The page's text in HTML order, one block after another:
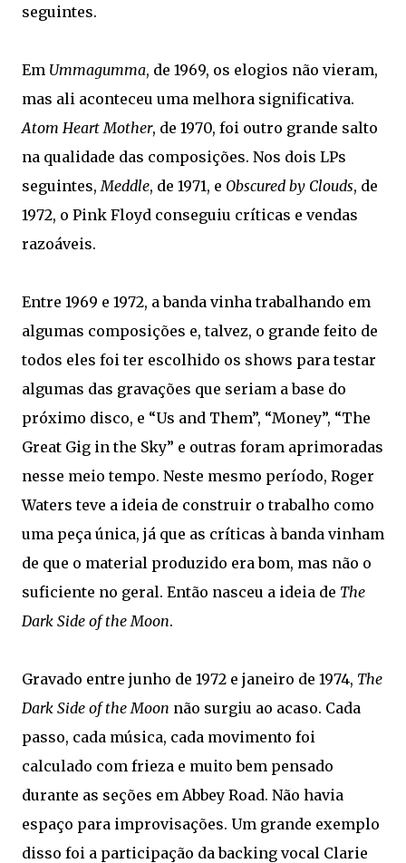
seguintes.
Em Ummagumma, de 1969, os elogios não vieram,
mas ali aconteceu uma melhora significativa.
Atom Heart Mother, de 1970, foi outro grande salto
na qualidade das composições. Nos dois LPs
seguintes,Meddle, de 1971, e Obscured by Clouds, de
1972, o Pink Floyd conseguiu críticas e vendas
razoáveis.
Entre 1969 e 1972, a banda vinha trabalhando em
algumas composições e, talvez, o grande feito de
todos eles foi ter escolhido os shows para testar
algumas das gravações que seriam a base do
próximo disco, e “Us and Them”, “Money”, “The
Great Gig in the Sky” e outras foram aprimoradas
nesse meio tempo. Neste mesmo período, Roger
Waters teve a ideia de construir o trabalho como
uma peça única, já que as críticas à banda vinham
de que o material produzido era bom, mas não o
suficiente no geral. Então nasceu a ideia de The
Dark Side of the Moon.
Gravado entre junho de 1972 e janeiro de 1974, The
Dark Side of the Moon não surgiu ao acaso. Cada
passo, cada música, cada movimento foi
calculado com frieza e muito bem pensado
durante as seções em Abbey Road. Não havia
espaço para improvisações. Um grande exemplo
disso foi a participação da backing vocal Clarie